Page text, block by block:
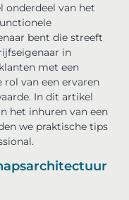
onderdeel van het
bent die streeft
in
met een
rol van een ervaren
In dit artikel
het inhuren van een
we praktische tips